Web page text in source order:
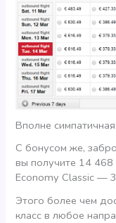
Вполне
С бонусом же,
вы получите 14 468
Economy Classic —
Этого более чем
класс в любое